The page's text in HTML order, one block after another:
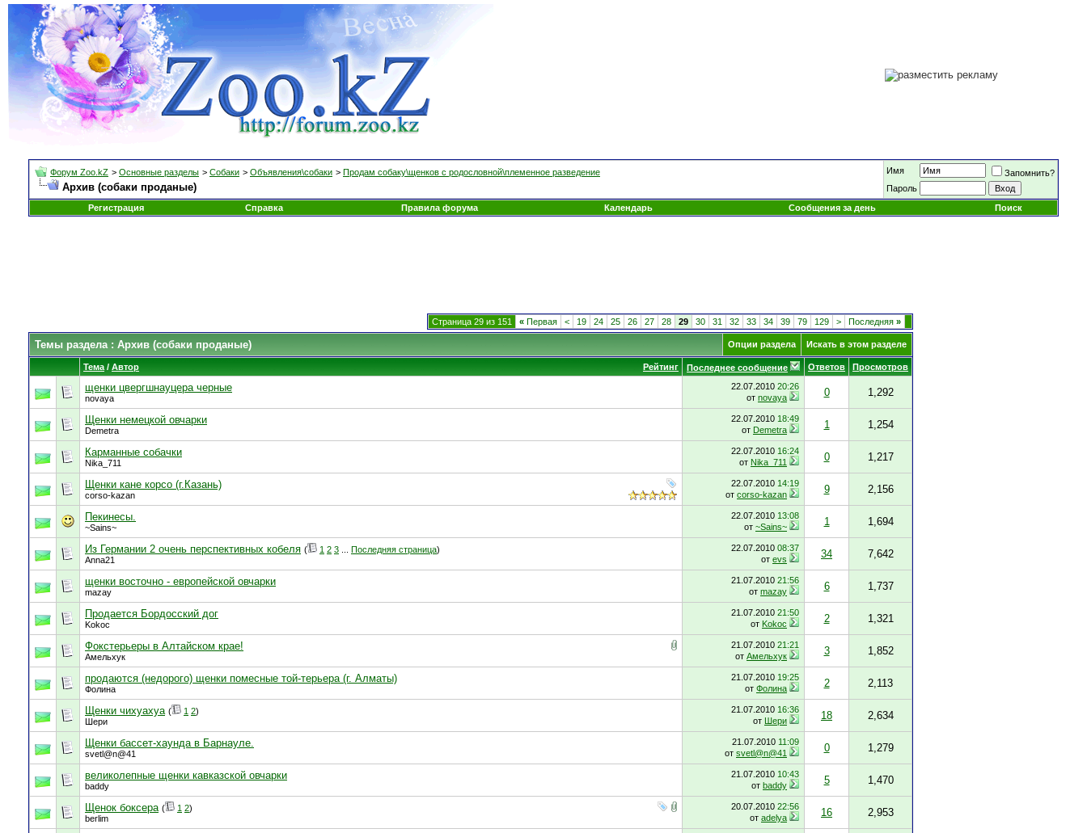
Форум Zoo.kZ > Основные разделы > Собаки > Объявления\собаки > Продам собаку\щенков с родословной\племенное разведение
Архив (собаки проданые)
Имя
Запомнить?
Пароль
Регистрация
Справка Правила форума Календарь Сообщения за день Поиск
Страница 29 из 151 « Первая < 19 24 25 26 27 28 29 30 31 32 33 34 39 79 129 > Последняя »
Темы раздела: Архив (собаки проданые) Опции раздела Искать в этом разделе
Рейтинг
Тема / Автор Последнее сообщение Ответов Просмотров
щенки цвергшнауцера черные
novaya
22.07.2010 20:26
от novaya 0 1,292
Щенки немецкой овчарки
Demetra
22.07.2010 18:49
от Demetra 1 1,254
Карманные собачки
Nika_711
22.07.2010 16:24
от Nika_711 0 1,217
Щенки кане корсо (г.Казань)
corso-kazan
22.07.2010 14:19
от corso-kazan 9 2,156
Пекинесы.
~Sains~
22.07.2010 13:08
от ~Sains~ 1 1,694
Из Германии 2 очень перспективных кобеля ( 1 2 3 Последняя страница)
Anna21
22.07.2010 08:37
от evs 34 7,642
щенки восточно - европейской овчарки
mazay
21.07.2010 21:56
от mazay 6 1,737
Продается Бордосский дог
Kokoc
21.07.2010 21:50
от Kokoc 2 1,321
Фокстерьеры в Алтайском крае!
Амельхук
21.07.2010 21:21
от Амельхук 3 1,852
продаются (недорого) щенки помесные той-терьера (г. Алматы)
Фолина
21.07.2010 19:25
от Фолина 2 2,113
Щенки чихуахуа ( 1 2)
Шери
21.07.2010 16:36
от Шери 18 2,634
Щенки бассет-хаунда в Барнауле.
svetl@n@41
21.07.2010 11:09
от svetl@n@41 0 1,279
великолепные щенки кавказской овчарки
baddy
21.07.2010 10:43
от baddy 5 1,470
Щенок боксера ( 1 2)
berlim
20.07.2010 22:56
от adelya 16 2,953